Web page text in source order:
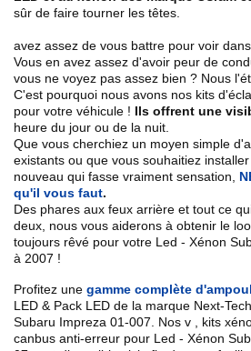
sûr de faire tourner les têtes.
avez assez de vous battre pour voir
Vous en avez assez d'avoir peur de
vous ne voyez pas assez bien ? Nous
C'est pourquoi nous avons nos kits
pour votre véhicule ! Ils offrent une
heure du jour ou de la nuit.
Que vous cherchiez un moyen simple
existants ou que vous souhaitiez
nouveau qui fasse vraiment sensation,
qu'il vous faut.
Des phares aux feux arrière et tout ce
deux, nous vous aiderons à obtenir le
toujours rêvé pour votre Led - Xénon
à 2007 !
Profitez une gamme complète
LED & Pack LED de la marque Next-
Subaru Impreza 01-007 . Nos v
, kits
canbus anti-erreur pour Led - Xénon